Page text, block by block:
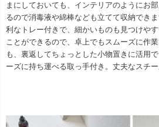
まにしておいても、インテリアのようにお
るので消毒液や綿棒なども立てて収納でき
利なトレー付きで、細かいものも見つけや
ことができるので、卓上でもスムーズに作
も、裏返してちょっとした小物置きに活用
ーズに持ち運べる取っ手付き。丈夫なスチー